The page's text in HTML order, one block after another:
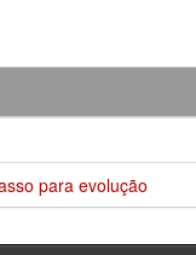
para evolução